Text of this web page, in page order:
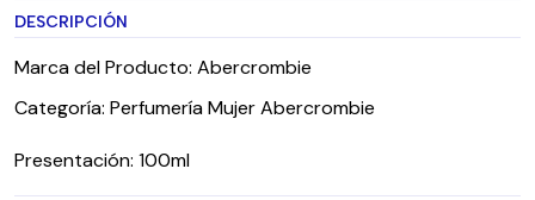
DESCRIPCIÓN
Marca del Producto: Abercrombie
Categoría: Perfumería Mujer Abercrombie
Presentación: 100ml